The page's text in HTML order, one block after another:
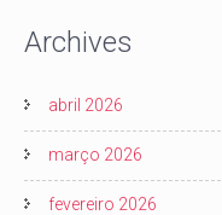
Archives
abril 2026
março 2026
fevereiro 2026